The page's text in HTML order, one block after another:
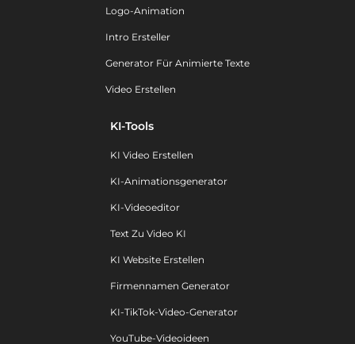
Logo-Animation
Intro Ersteller
Generator Für Animierte Texte
Video Erstellen
KI-Tools
KI Video Erstellen
KI-Animationsgenerator
KI-Videoeditor
Text Zu Video KI
KI Website Erstellen
Firmennamen Generator
KI-TikTok-Video-Generator
YouTube-Videoideen